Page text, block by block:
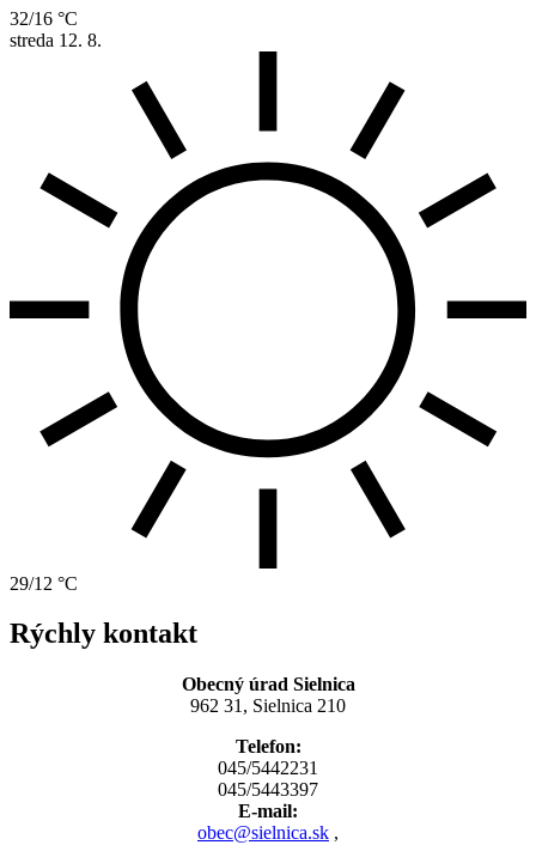
32/16 °C
streda 12. 8.
29/12 °C
Rýchly kontakt
Obecný úrad Sielnica
962 31, Sielnica 210
Telefon:
045/5442231
045/5443397
E-mail:
obec@sielnica.sk ,